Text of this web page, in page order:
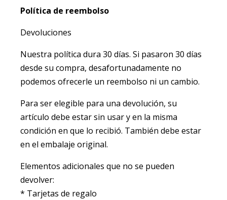
Política de reembolso
Devoluciones
Nuestra política dura 30 días. Si pasaron 30 días
desde su compra, desafortunadamente no
podemos ofrecerle un reembolso ni un cambio.
Para ser elegible para una devolución, su
artículo debe estar sin usar y en la misma
condición en que lo recibió. También debe estar
en el embalaje original.
Elementos adicionales que no se pueden
devolver:
* Tarjetas de regalo